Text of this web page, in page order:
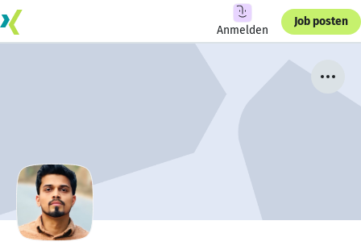
Anmelden
Job posten